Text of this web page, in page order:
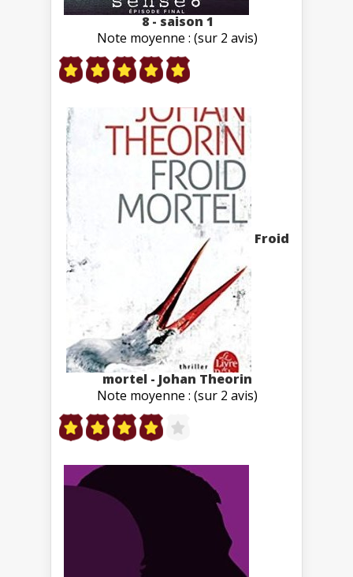
8 - saison 1
Note moyenne : (sur 2 avis)
Froid
mortel - Johan Theorin
Note moyenne : (sur 2 avis)